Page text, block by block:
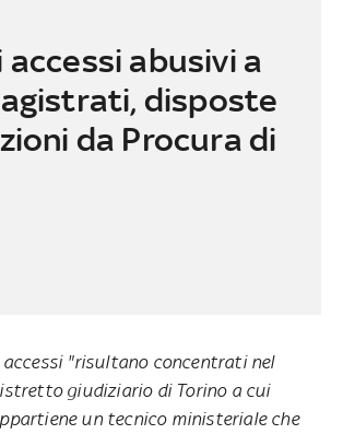
abusivi a
disposte
da Procura di
accessi "risultano concentrati nel
giudiziario di Torino a cui
un tecnico ministeriale che